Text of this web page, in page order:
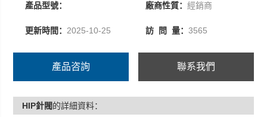
產品型號： 廠商性質： 經銷商
更新時間： 2025-10-25 訪 問 量： 3565
產品咨詢 聯系我們
HIP針閥的詳細資料：